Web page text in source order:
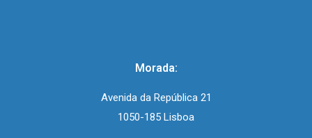
Morada:
Avenida da República 21
1050-185 Lisboa